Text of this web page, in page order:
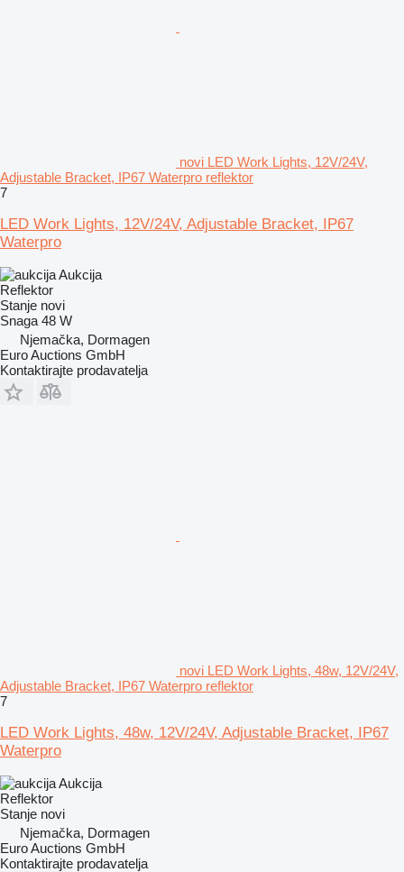
novi LED Work Lights, 12V/24V,
Adjustable Bracket, IP67 Waterpro reflektor
7
LED Work Lights, 12V/24V, Adjustable Bracket, IP67
Waterpro
Aukcija
Reflektor
Stanje novi
Snaga 48 W
Njemačka, Dormagen
Euro Auctions GmbH
Kontaktirajte prodavatelja
novi LED Work Lights, 48w, 12V/24V,
Adjustable Bracket, IP67 Waterpro reflektor
7
LED Work Lights, 48w, 12V/24V, Adjustable Bracket, IP67
Waterpro
Aukcija
Reflektor
Stanje novi
Njemačka, Dormagen
Euro Auctions GmbH
Kontaktirajte prodavatelja